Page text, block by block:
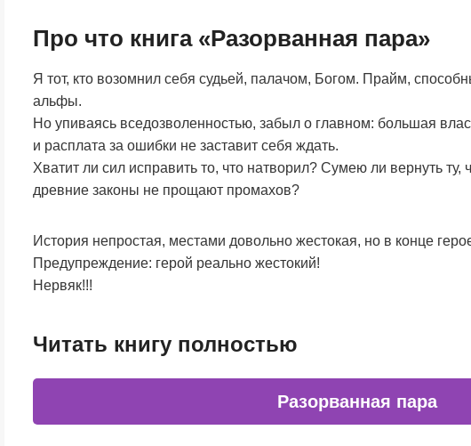
Про что книга «Разорванная пара»
Я тот, кто возомнил себя судьей, палачом, Богом. Прайм,
альфы.
Но упиваясь вседозволенностью, забыл о главном: большая
и расплата за ошибки не заставит себя ждать.
Хватит ли сил исправить то, что натворил? Сумею ли вернуть ту,
древние законы не прощают промахов?
История непростая, местами довольно жестокая, но в конце
Предупреждение: герой реально жестокий!
Нервяк!!!
Читать книгу полностью
Разорванная пара